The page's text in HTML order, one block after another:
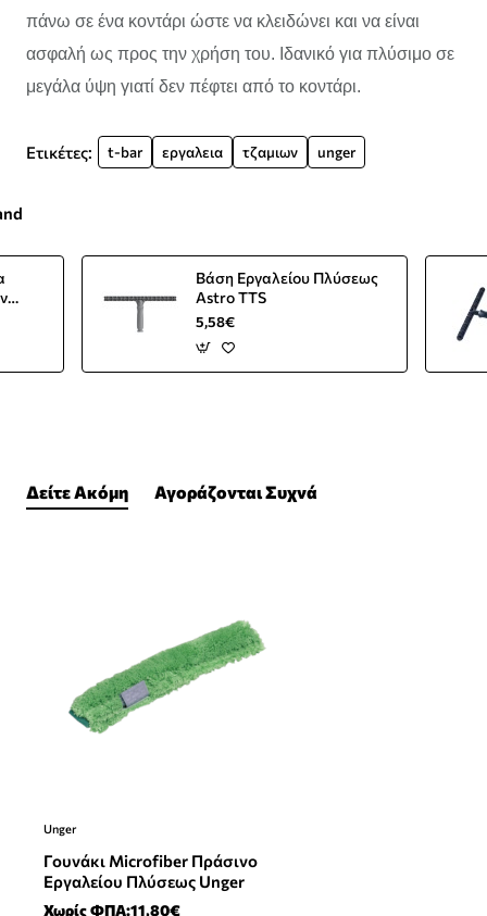
πάνω σε ένα κοντάρι ώστε να κλειδώνει και να είναι
ασφαλή ως προς την χρήση του. Ιδανικό για πλύσιμο σε
μεγάλα ύψη γιατί δεν πέφτει από το κοντάρι.
Ετικέτες: t-bar εργαλεια τζαμιων unger
Βάση Εργαλείου Πλύσεως
Astro TTS
5,58€
Δείτε Ακόμη Αγοράζονται Συχνά
Unger
Γουνάκι Microfiber Πράσινο
Εργαλείου Πλύσεως Unger
Χωρίς ΦΠΑ:11,80€